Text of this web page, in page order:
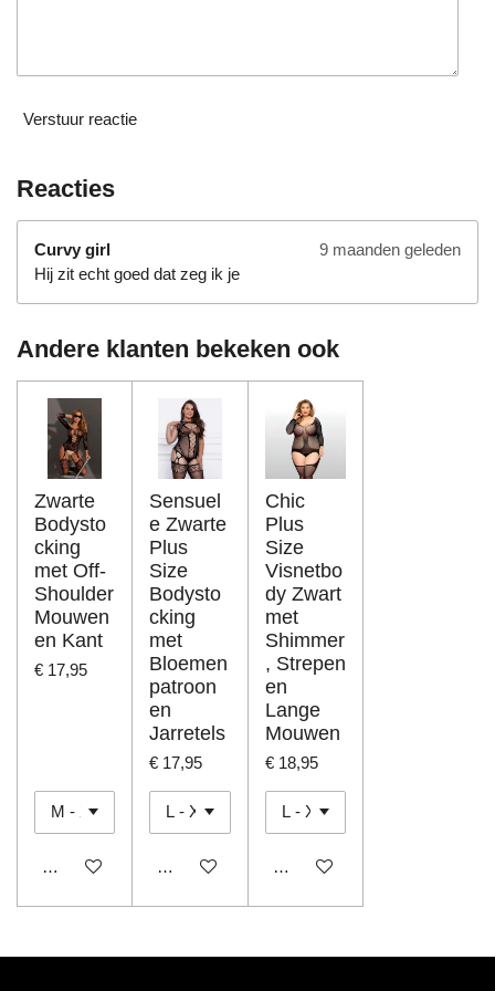
Verstuur reactie
Reacties
Curvy girl
9 maanden geleden
Hij zit echt goed dat zeg ik je
Andere klanten bekeken ook
Zwarte
Bodysto
cking
met Off-
Shoulder
Mouwen
en Kant
€ 17,95
In winkelwagen
Sensuel
e Zwarte
Plus
Size
Bodysto
cking
met
Bloemen
patroon
en
Jarretels
€ 17,95
In winkelwagen
Chic
Plus
Size
Visnetbo
dy Zwart
met
Shimmer
, Strepen
en
Lange
Mouwen
€ 18,95
In winkelwagen